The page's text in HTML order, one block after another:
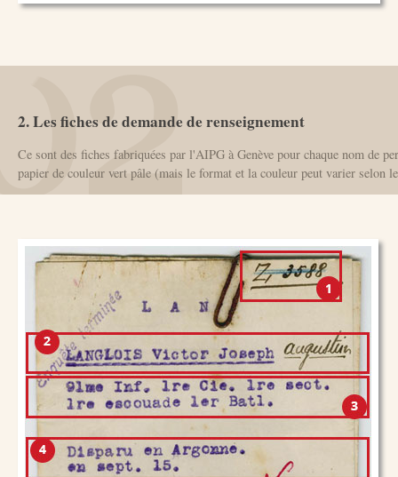
2. Les fiches de demande de renseignement
Ce sont des fiches fabriquées par l'AIPG à Genève pour chaque nom de
papier de couleur vert pâle (mais le format et la couleur peut varier selon